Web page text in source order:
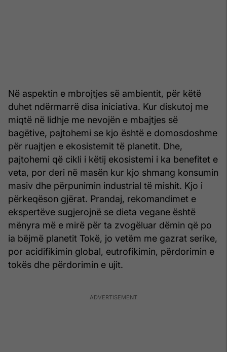
Në aspektin e mbrojtjes së ambientit, për këtë
duhet ndërmarrë disa iniciativa. Kur diskutoj me
miqtë në lidhje me nevojën e mbajtjes së
bagëtive, pajtohemi se kjo është e domosdoshme
për ruajtjen e ekosistemit të planetit. Dhe,
pajtohemi që cikli i këtij ekosistemi i ka benefitet e
veta, por deri në masën kur kjo shmang konsumin
masiv dhe përpunimin industrial të mishit. Kjo i
përkeqëson gjërat. Prandaj, rekomandimet e
ekspertëve sugjerojnë se dieta vegane është
mënyra më e mirë për ta zvogëluar dëmin që po
ia bëjmë planetit Tokë, jo vetëm me gazrat serike,
por acidifikimin global, eutrofikimin, përdorimin e
tokës dhe përdorimin e ujit.